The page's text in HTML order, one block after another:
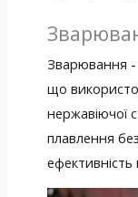
Зварювання
що
нержавіючої
плавлення